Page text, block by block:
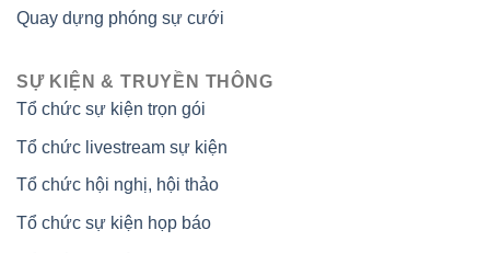
Quay dựng phóng sự cưới
SỰ KIỆN & TRUYỀN THÔNG
Tổ chức sự kiện trọn gói
Tổ chức livestream sự kiện
Tổ chức hội nghị, hội thảo
Tổ chức sự kiện họp báo